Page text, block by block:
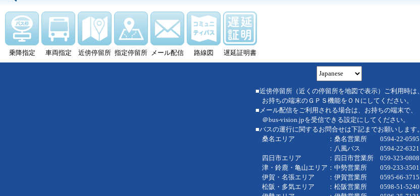
乗降指定 車両指定 近傍停留所 指定停留所 メール配信 路線図 遅延証明書
■近傍停留所（近くの停留所を地図で表示）ご利用時は、
お持ちの端末のＧＰＳ機能をＯＮにしてください。
■メール配信をご利用される場合は、お持ちの端末で、
＠bus-vision.jpを受信できる設定にしてください。
■バスの運行に関するお問合せは下記までお願いします。
桑名エリア ：桑名営業所 0594-22-0595
：八風バス 0594-22-6321
四日市エリア ：四日市営業所 059-323-0808
津・鈴鹿・亀山エリア：中勢営業所 059-233-3501
伊賀・名張エリア ：伊賀営業所 0595-66-3715
松阪・多気エリア ：松阪営業所 0598-51-5240